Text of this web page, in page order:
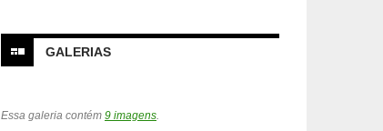
GALERIAS
Essa galeria contém 9 imagens